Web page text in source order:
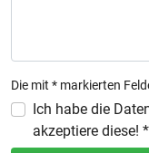
Die mit * markierten
Ich habe die
akzeptiere diese! *